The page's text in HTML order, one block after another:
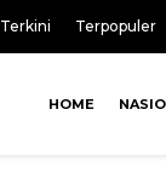
Terkini Terpopuler
HOME